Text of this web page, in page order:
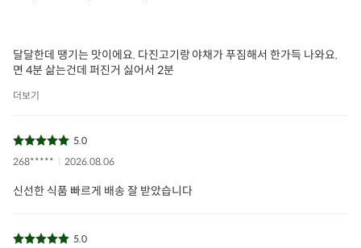
달달한데 땡기는 맛이에요. 다진고기랑 야채가 푸짐해서 한가득 나와요.
면 4분 삶는건데 퍼진거 싫어서 2분
더보기
5.0
268*****
2026.08.06
신선한 식품 빠르게 배송 잘 받았습니다
5.0